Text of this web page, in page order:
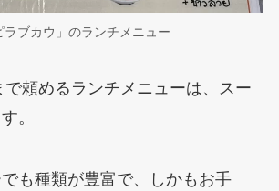
ラブカウ」のランチメニュー
で頼めるランチメニューは、スー
。
も種類が豊富で、しかもお手